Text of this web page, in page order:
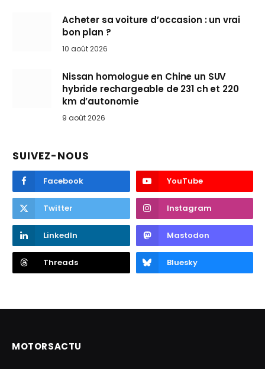
Acheter sa voiture d’occasion : un vrai
bon plan ?
10 août 2026
Nissan homologue en Chine un SUV
hybride rechargeable de 231 ch et 220
km d’autonomie
9 août 2026
SUIVEZ-NOUS
Facebook YouTube
Twitter Instagram
LinkedIn Mastodon
Threads Bluesky
MOTORSACTU